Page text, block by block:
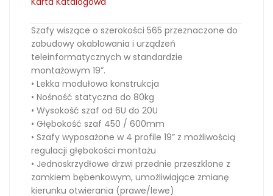
Szafy wiszące o szerokości 565 przeznaczone do
zabudowy okablowania i urządzeń
teleinformatycznych w standardzie
montażowym 19”.
• Lekka modułowa konstrukcja
• Nośność statyczna do 80kg
• Wysokość szaf od 6U do 20U
• Głębokość szaf 450 / 600mm
• Szafy wyposażone w 4 profile 19” z możliwością
regulacji głębokości montażu
• Jednoskrzydłowe drzwi przednie przeszklone z
zamkiem bębenkowym, umożliwiające zmianę
kierunku otwierania (prawe/lewe)